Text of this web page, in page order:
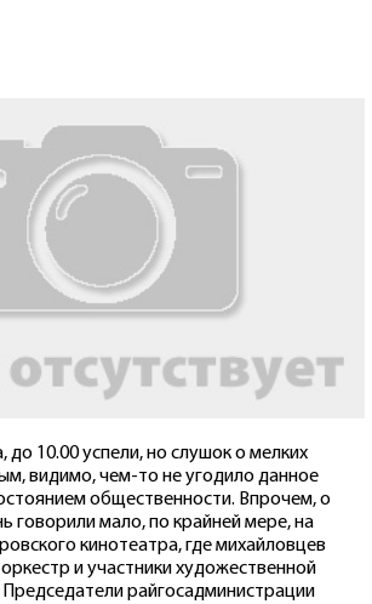
до 10.00 успели, но слушок о мелких
видимо, чем-то не угодило данное
общественности. Впрочем, о
говорили мало, по крайней мере, на
кинотеатра, где михайловцев
и участники художественной
райгосадминистрации